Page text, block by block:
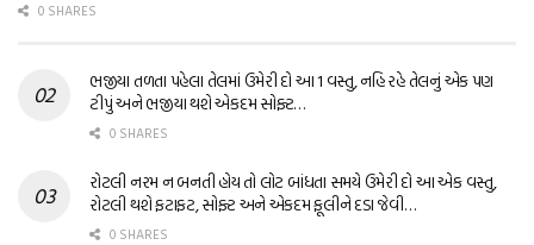
0 SHARES
ભજીયા તળતા પહેલા તેલમાં ઉમેરી દો આ 1 વસ્તુ, નહિ રહે તેલનું એક પણ
ટીપું અને ભજીયા થશે એકદમ સોફ્ટ…
0 SHARES
રોટલી નરમ ન બનતી હોય તો લોટ બાંધતા સમયે ઉમેરી દો આ એક વસ્તુ,
રોટલી થશે ફટાફટ, સોફ્ટ અને એકદમ ફૂલીને દડા જેવી…
0 SHARES